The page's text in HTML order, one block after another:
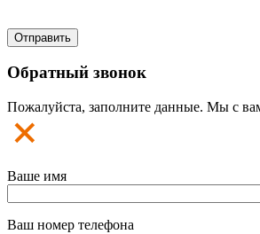
Обратный звонок
Пожалуйста, заполните данные. Мы с
Ваше имя
Ваш номер телефона